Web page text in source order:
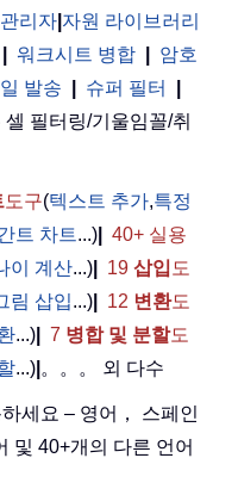
리자 자원 라이브러리
워크시트 병합
암호
발송 슈퍼 필터
필터링/기울임꼴/취
도구(텍스트 추가,특정
트 차트...)
40+ 실용
이 계산...) 19 삽입 도
림 삽입...) 12 변환도
...) 7 병합 및 분할도
...) 。。。 외 다수
세요 – 영어， 스페인
및 40+개의 다른 언어